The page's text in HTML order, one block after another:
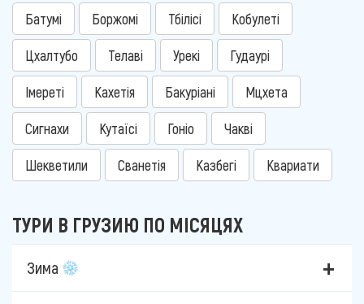
Батумі Боржомі Тбілісі Кобулеті
Цхалтубо Телаві Урекі Гудаурі
Імереті Кахетія Бакуріані Мцхета
Сигнахи Кутаїсі Гоніо Чакві
Шекветили Сванетія Казбегі Квариати
ТУРИ В ГРУЗИЮ ПО МІСЯЦЯХ
Зима